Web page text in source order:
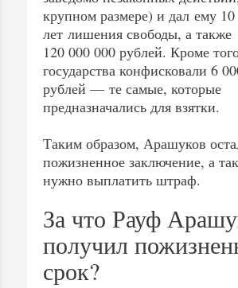
крупном размере) и дал ему 10
лет лишения свободы, а
120 000 000 рублей. Кроме
государства конфисковали 6
рублей — те самые, которые
предназначались для взятки.
Таким образом, Арашуков
пожизненное заключение, а
нужно выплатить штраф.
За что Рауф
получил
срок?